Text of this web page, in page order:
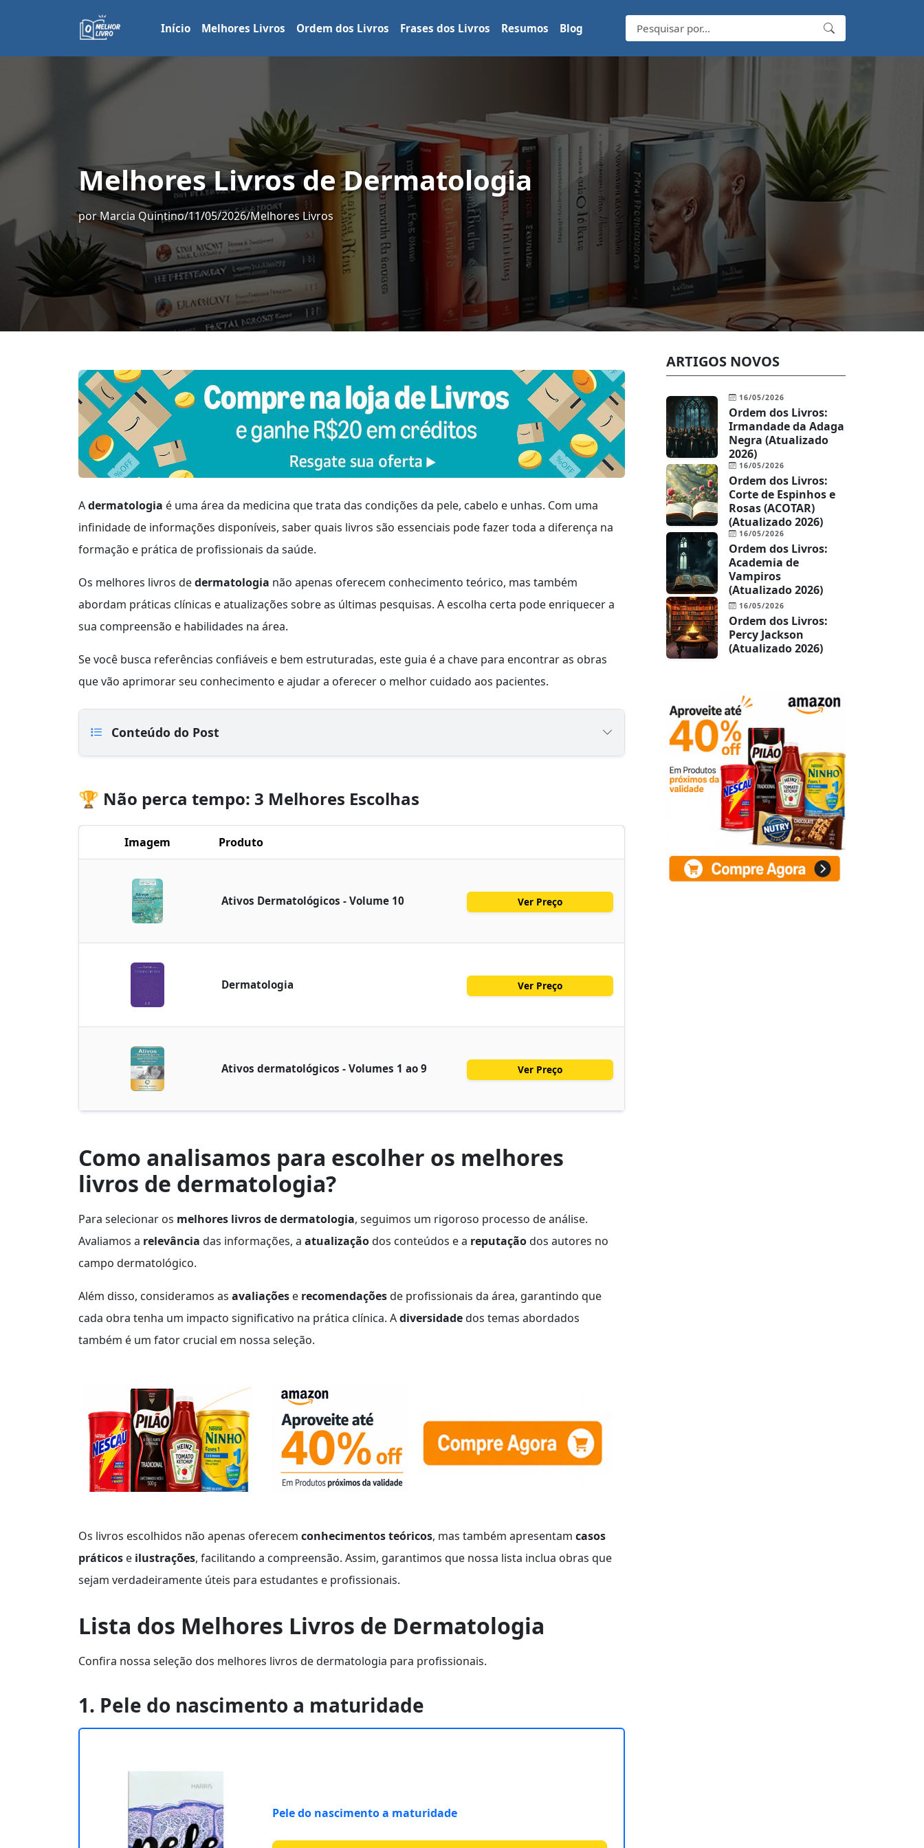
Início Melhores Livros Ordem dos Livros Frases dos Livros Resumos Blog
Melhores Livros de Dermatologia
porMarcia Quintino/11/05/2026/Melhores Livros
Adermatologia é uma área da medicina que trata das condições da pele, cabelo e unhas. Com uma
infinidade de informações disponíveis, saber quais livros são essenciais pode fazer toda a diferença na
formação e prática de profissionais da saúde.
Os melhores livros dedermatologia não apenas oferecem conhecimento teórico, mas também
abordam práticas clínicas e atualizações sobre as últimas pesquisas. A escolha certa pode enriquecer a
sua compreensão e habilidades na área.
Se você busca referências confiáveis e bem estruturadas, este guia é a chave para encontrar as obras
que vão aprimorar seu conhecimento e ajudar a oferecer o melhor cuidado aos pacientes.
Conteúdo do Post
🏆 Não perca tempo: 3 Melhores Escolhas
Imagem Produto
Ativos Dermatológicos - Volume 10 Ver Preço
Dermatologia Ver Preço
Ativos dermatológicos - Volumes 1 ao 9 Ver Preço
Como analisamos para escolher os melhores
livros de dermatologia?
Para selecionar os melhores livros de dermatologia, seguimos um rigoroso processo de análise.
Avaliamos a relevância das informações, a atualizaçãodos conteúdos e a reputaçãodos autores no
campo dermatológico.
Além disso, consideramos as avaliações e recomendaçõesde profissionais da área, garantindo que
cada obra tenha um impacto significativo na prática clínica. Adiversidadedos temas abordados
também é um fator crucial em nossa seleção.
Os livros escolhidos não apenas oferecem conhecimentos teóricos, mas também apresentam casos
práticos e ilustrações, facilitando a compreensão. Assim, garantimos que nossa lista inclua obras que
sejam verdadeiramente úteis para estudantes e profissionais.
Lista dos Melhores Livros de Dermatologia
Confira nossa seleção dos melhores livros de dermatologia para profissionais.
1. Pele do nascimento a maturidade
Pele do nascimento a maturidade
ARTIGOS NOVOS
16/05/2026
Ordem dos Livros:
Irmandade da Adaga
Negra (Atualizado
2026)
16/05/2026
Ordem dos Livros:
Corte de Espinhos e
Rosas (ACOTAR)
(Atualizado 2026)
16/05/2026
Ordem dos Livros:
Academia de
Vampiros
(Atualizado 2026)
16/05/2026
Ordem dos Livros:
Percy Jackson
(Atualizado 2026)